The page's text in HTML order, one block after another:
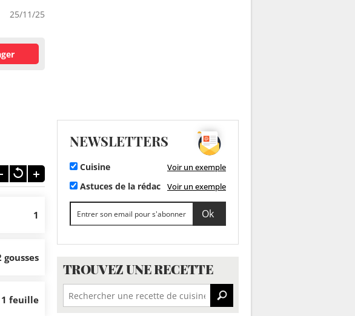
Rien
25/11/25
1
gousses
1 feuille
NEWSLETTERS
Cuisine Voir un exemple
Astuces de la rédac Voir un exemple
TROUVEZ UNE RECETTE